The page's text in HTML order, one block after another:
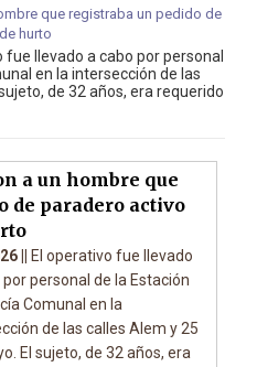
fue llevado a cabo por personal
en la intersección de las
de 32 años, era requerido
a un hombre que
de paradero activo
||
El operativo fue llevado
por personal de la Estación
Comunal en la
de las calles Alem y 25
El sujeto, de 32 años, era